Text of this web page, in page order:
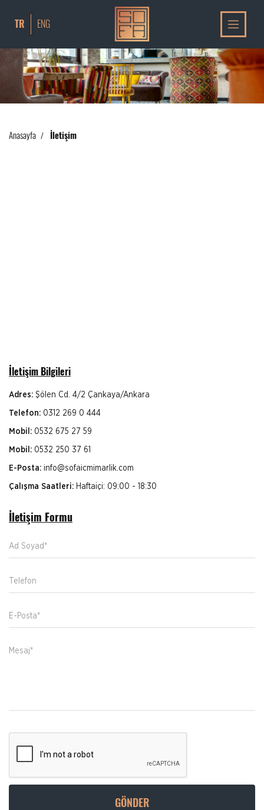
TR ENG
Anasayfa / İletişim
İletişim Bilgileri
Adres: Şölen Cd. 4/2 Çankaya/Ankara
Telefon: 0312 269 0 444
Mobil: 0532 675 27 59
Mobil: 0532 250 37 61
E-Posta: info@sofaicmimarlik.com
Çalışma Saatleri: Haftaiçi: 09:00 - 18:30
İletişim Formu
Ad Soyad*
Telefon
E-Posta*
Mesaj*